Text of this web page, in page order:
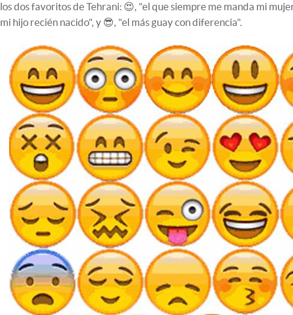
los dos favoritos de Tehrani: 😍, "el que siempre me manda mi
mi hijo recién nacido", y 😎, "el más guay con diferencia".